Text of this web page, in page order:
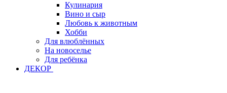
Кулинария
Вино и сыр
Любовь к животным
Хобби
Для влюблённых
На новоселье
Для ребёнка
ДЕКОР